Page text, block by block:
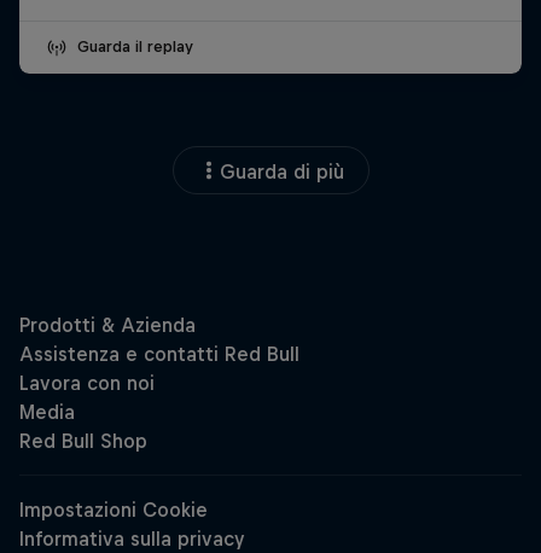
Guarda il replay
Guarda di più